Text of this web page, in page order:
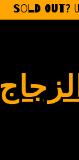
Sold Out?